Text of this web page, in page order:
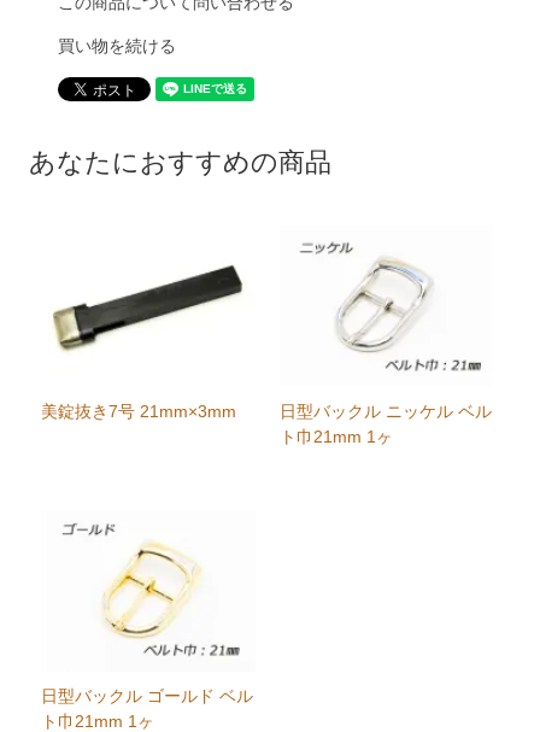
買い物を続ける
あなたにおすすめの商品
美錠抜き7号 21mm×3mm
日型バックル ニッケル ベル
ト巾21mm 1ヶ
日型バックル ゴールド ベル
ト巾21mm 1ヶ